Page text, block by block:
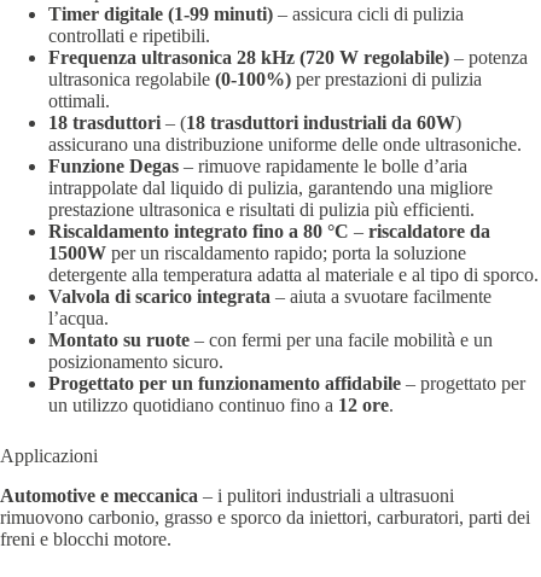
Timer digitale (1-99 minuti) – assicura cicli di pulizia
controllati e ripetibili.
Frequenza ultrasonica 28 kHz (720 W regolabile) – potenza
ultrasonica regolabile (0-100%) per prestazioni di pulizia
ottimali.
18 trasduttori – (18 trasduttori industriali da 60W)
assicurano una distribuzione uniforme delle onde ultrasoniche.
Funzione Degas – rimuove rapidamente le bolle d’aria
intrappolate dal liquido di pulizia, garantendo una migliore
prestazione ultrasonica e risultati di pulizia più efficienti.
Riscaldamento integrato fino a 80 °C – riscaldatore da
1500W per un riscaldamento rapido; porta la soluzione
detergente alla temperatura adatta al materiale e al tipo di sporco.
Valvola di scarico integrata – aiuta a svuotare facilmente
l’acqua.
Montato su ruote – con fermi per una facile mobilità e un
posizionamento sicuro.
Progettato per un funzionamento affidabile – progettato per
un utilizzo quotidiano continuo fino a 12 ore.
Applicazioni
Automotive e meccanica – i pulitori industriali a ultrasuoni
rimuovono carbonio, grasso e sporco da iniettori, carburatori, parti dei
freni e blocchi motore.